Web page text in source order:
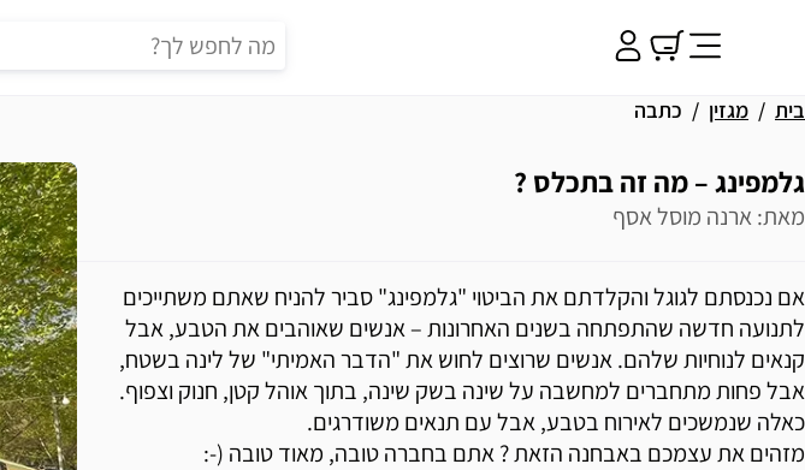
בית מגזין כתבה
גלמפינג – מה זה בתכלס ?
מאת: ארנה מוסל אסף
אם נכנסתם לגוגל והקלדתם את הביטוי "גלמפינג" סביר להניח שאתם משתייכים
לתנועה חדשה שהתפתחה בשנים האחרונות – אנשים שאוהבים את הטבע, אבל
קנאים לנוחיות שלהם. אנשים שרוצים לחוש את "הדבר האמיתי" של לינה בשטח,
אבל פחות מתחברים למחשבה על שינה בשק שינה, בתוך אוהל קטן, חנוק וצפוף.
כאלה שנמשכים לאירוח בטבע, אבל עם תנאים משודרגים.
מזהים את עצמכם באבחנה הזאת ? אתם בחברה טובה, מאוד טובה (-: